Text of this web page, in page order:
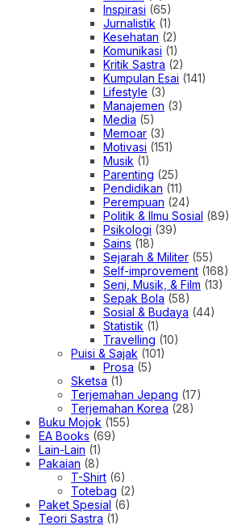
Inspirasi (65)
Jurnalistik (1)
Kesehatan (2)
Komunikasi (1)
Kritik Sastra (2)
Kumpulan Esai (141)
Lifestyle (3)
Manajemen (3)
Media (5)
Memoar (3)
Motivasi (151)
Musik (1)
Parenting (25)
Pendidikan (11)
Perempuan (24)
Politik & Ilmu Sosial (89)
Psikologi (39)
Sains (18)
Sejarah & Militer (55)
Self-improvement (168)
Seni, Musik, & Film (13)
Sepak Bola (58)
Sosial & Budaya (44)
Statistik (1)
Travelling (10)
Puisi & Sajak (101)
Prosa (5)
Sketsa (1)
Terjemahan Jepang (17)
Terjemahan Korea (28)
Buku Mojok (155)
EA Books (69)
Lain-Lain (1)
Pakaian (8)
T-Shirt (6)
Totebag (2)
Paket Spesial (6)
Teori Sastra (1)